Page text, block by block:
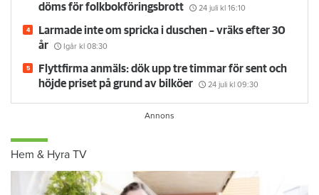
döms för folkbokföringsbrott
24 juli kl 16:10
Larmade inte om spricka i duschen – vräks efter 30
år
Igår kl 08:30
Flyttfirma anmäls: dök upp tre timmar för sent och
höjde priset på grund av bilköer
24 juli kl 09:30
Hem & Hyra TV